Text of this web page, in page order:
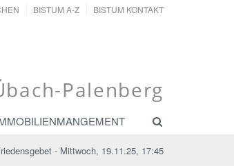
BISTUM A-Z BISTUM KONTAKT
Palenberg
- Mittwoch, 19.11.25, 17:45